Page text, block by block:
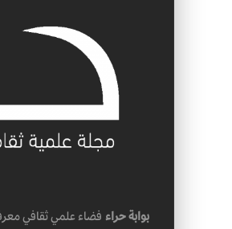
بوابة حراء فضاء علمي ثقافي